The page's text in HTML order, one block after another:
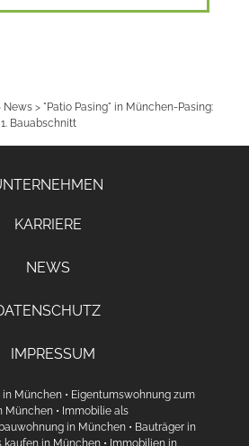
News > "Patio Pasing" in München-Pasing:
Bauabschnitt
KARRIERE
NEWS
IMPRESSUM
in München • Eigentumswohnung zum
München• Immobilie als
in München • Bauträger in
kaufen in München• Immobilien in